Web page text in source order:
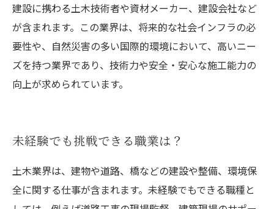
建設に携わる土木技術者や資材メーカー、建設会社など
が含まれます。この業界は、将来的な社会インフラの必
要性や、自然災害の多い国際的環境において、高いニー
ズを持つ業界であり、技術力や安全・安心な施工能力の
向上が求められています。
未経験でも挑戦できる職業は？
土木業界は、建物や道路、橋などの建設や整備、環境保
全に関する仕事が含まれます。未経験でもできる職種と